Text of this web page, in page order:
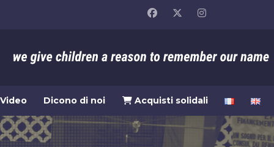
Video Dicono di noi Acquisti solidali